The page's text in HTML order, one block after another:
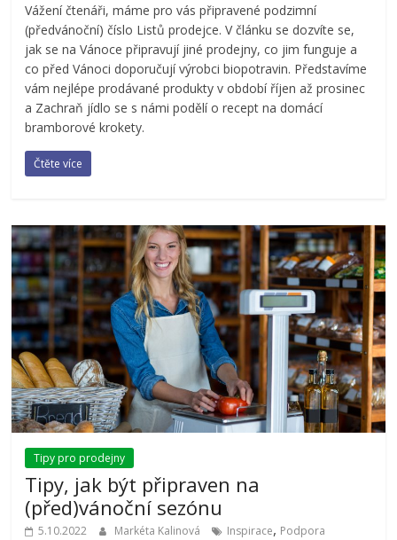
Vážení čtenáři, máme pro vás připravené podzimní
(předvánoční) číslo Listů prodejce. V článku se dozvíte se,
jak se na Vánoce připravují jiné prodejny, co jim funguje a
co před Vánoci doporučují výrobci biopotravin. Představíme
vám nejlépe prodávané produkty v období říjen až prosinec
a Zachraň jídlo se s námi podělí o recept na domácí
bramborové krokety.
Čtěte více
Tipy pro prodejny
Tipy, jak být připraven na
(před)vánoční sezónu
5.10.2022 Markéta Kalinová Inspirace, Podpora